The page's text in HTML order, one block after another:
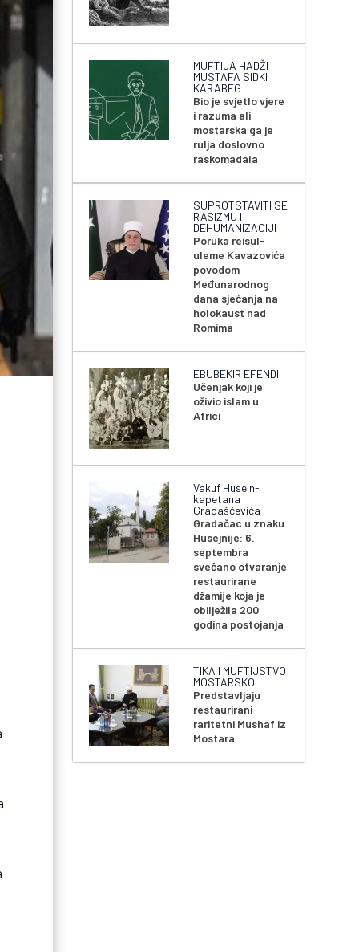
MUFTIJA HADŽI
MUSTAFA SIDKI
KARABEG
Bio je svjetlo vjere
i razuma ali
mostarska ga je
rulja doslovno
raskomadala
SUPROTSTAVITI SE
RASIZMU I
DEHUMANIZACIJI
Poruka reisul-
uleme Kavazovića
povodom
Međunarodnog
dana sjećanja na
holokaust nad
Romima
EBUBEKIR EFENDI
Učenjak koji je
oživio islam u
Africi
Vakuf Husein-
kapetana
Gradaščevića
Gradačac u znaku
Husejnije: 6.
septembra
svečano otvaranje
restaurirane
džamije koja je
obilježila 200
godina postojanja
TIKA I MUFTIJSTVO
MOSTARSKO
Predstavljaju
restaurirani
raritetni Mushaf iz
Mostara